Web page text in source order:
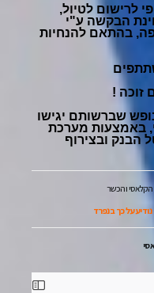
לרישום לטיול,
הבקשה ע"י
בהתאם להנחיות
זוכה !
שברשותם יגישו
באמצעות מערכת
הבנק ובצירוף
הקלאסי והכשר
על כך בנפרד